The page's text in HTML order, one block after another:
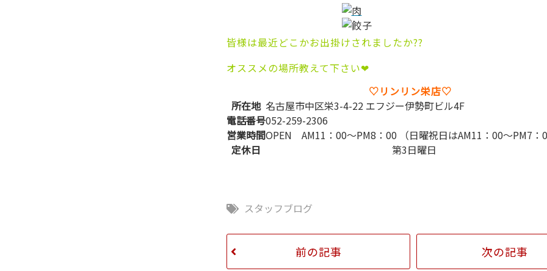
皆様は最近どこかお出掛けされましたか??
オススメの場所教えて下さい❤
♡リンリン栄店♡
所在地 名古屋市中区栄3-4-22 エフジー伊勢町ビル4F
電話番号052-259-2306
営業時間OPEN AM11：00～PM8：00 （日曜祝日はAM11：00～PM7：
定休日
第3日曜日
スタッフブログ
前の記事 次の記事